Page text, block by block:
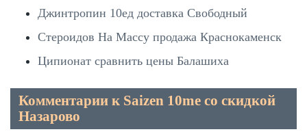
Джинтропин 10ед доставка Свободный
Стероидов На Массу продажа Краснокаменск
Ципионат сравнить цены Балашиха
Комментарии к Saizen 10me со скидкой
Назарово